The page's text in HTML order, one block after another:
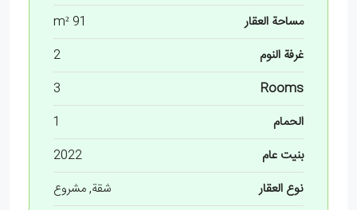
مساحة العقار
91 m²
غرفة النوم
2
Rooms
3
الحمام
1
بنيت عام
2022
نوع العقار
شقة, مشروع